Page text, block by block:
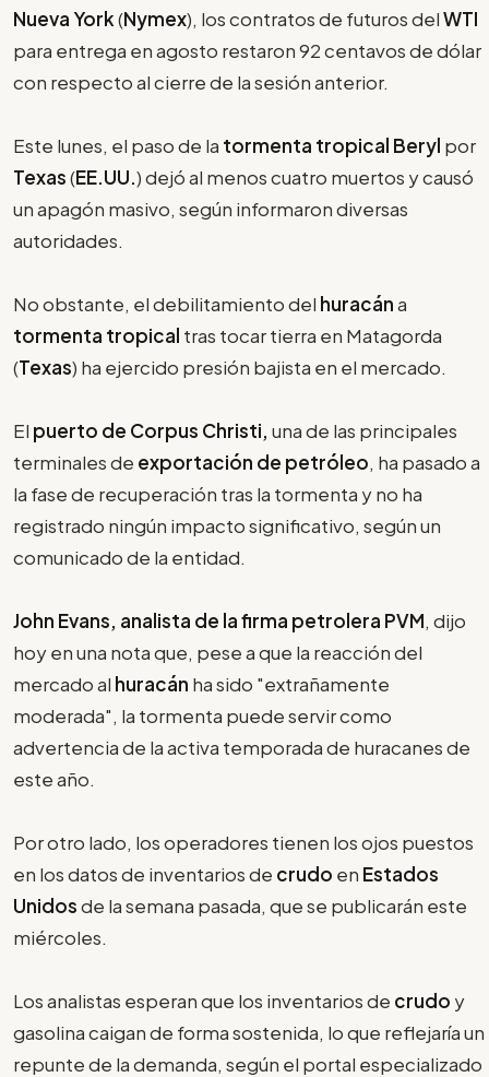
Nueva York(Nymex), los contratos de futuros delWTI
para entrega en agosto restaron 92 centavos de dólar
con respecto al cierre de la sesión anterior.
Este lunes, el paso de la tormenta tropical Beryl por
Texas(EE.UU.) dejó al menos cuatro muertos y causó
un apagón masivo, según informaron diversas
autoridades.
No obstante, el debilitamiento del huracána
tormenta tropical tras tocar tierra en Matagorda
(Texas) ha ejercido presión bajista en el mercado.
El puerto de Corpus Christi, una de las principales
terminales de exportación de petróleo, ha pasado a
la fase de recuperación tras la tormenta y no ha
registrado ningún impacto significativo, según un
comunicado de la entidad.
John Evans, analista de la firma petrolera PVM, dijo
hoy en una nota que, pese a que la reacción del
mercado al huracán ha sido "extrañamente
moderada", la tormenta puede servir como
advertencia de la activa temporada de huracanes de
este año.
Por otro lado, los operadores tienen los ojos puestos
en los datos de inventarios de crudo en Estados
Unidosde la semana pasada, que se publicarán este
miércoles.
Los analistas esperan que los inventarios de crudo y
gasolina caigan de forma sostenida, lo que reflejaría un
repunte de la demanda, según el portal especializado